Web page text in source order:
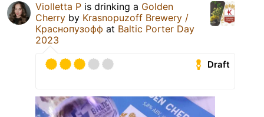
Violletta P is drinking a Golden
Cherry by Krasnopuzoff Brewery /
Краснопузофф at Baltic Porter Day
2023
Draft